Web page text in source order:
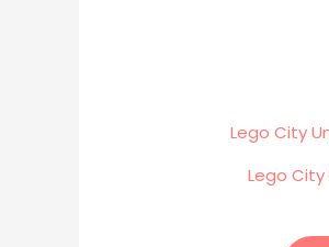
Lego City